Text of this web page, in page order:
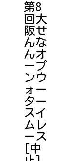
第8
回大
阪せ
んな
んオ
ープ
ンウ
ォー
ター
スイ
ムレ
ース
[中